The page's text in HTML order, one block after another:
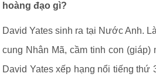
hoàng đạo gì?
David Yates sinh ra tại Nước Anh.
cung Nhân Mã, cầm tinh con (giáp)
David Yates xếp hạng nổi tiếng thứ